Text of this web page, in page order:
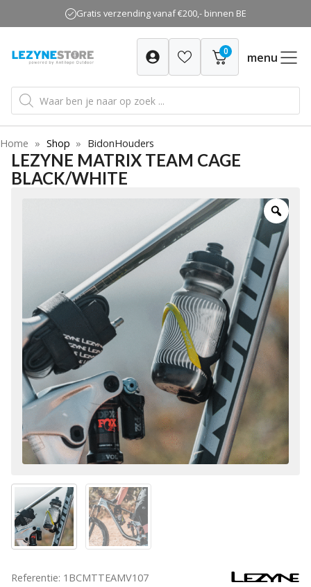
naar
inhoud
Gratis verzending vanaf €200,- binnen BE
0 menu
Producten
zoeken
Home » Shop » BidonHouders
LEZYNE MATRIX TEAM CAGE
BLACK/WHITE
Referentie: 1BCMTTEAMV107